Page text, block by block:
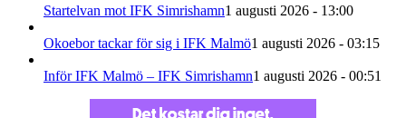
Startelvan mot IFK Simrishamn1 augusti 2026 - 13:00
Okoebor tackar för sig i IFK Malmö1 augusti 2026 - 03:15
Inför IFK Malmö – IFK Simrishamn1 augusti 2026 - 00:51